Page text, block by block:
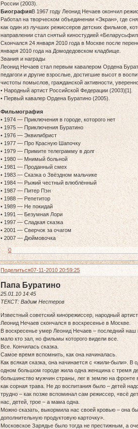
России (2003).
БиографияВ 1967 году Леонид Нечаев окончил
Работал на творческом объединении «Экран», где
как один из лучших режиссеров детских фильмов,
направлении стал снятый киностудией
Скончался 24 января 2010 года в Москве после
января 2010 года на Домодедовском кладбище.
Звания и награды
Леонид Нечаев стал первым кавалером Ордена
педагоги и другие взрослые, достигшие высот в
чистоты помыслов, гражданской активности,
• Народный артист Российской Федерации (2003)[1].
• Первый кавалер Ордена Буратино (2005).
Фильмография
• 1974 — Приключения в городе, которого нет
• 1975 — Приключения Буратино
• 1976 — Эквилибрист
• 1977 — Про Красную Шапочку
• 1979 — Примите телеграмму в долг
• 1980 — Мнимый больной
• 1981 — Проданный смех
• 1983 — Сказка о Звёздном мальчике
• 1984 — Рыжий честный влюблённый
• 1987 — Питер Пэн
• 1988 — Репетитор
• 1989 — Не покидай
• 1991 — Безумная Лори
• 1997 — Сладкая сказка
• 2001 — Сверчок за очагом
• 2007 — Дюймовочка
0
Поделиться07-11-2010 20:59:25
Папа Буратино
25.01.10 14:45
ТЕКСТ: Вадим Нестеров
Известный советский кинорежиссер, народный
Леонид Нечаев скончался в воскресенье в Москве.
В воскресенье умер Леонид Нечаев – последний наш
мало кто зал, но фильмы которого видели все.
Все. Кончилась сказка.
Самое время вспомнить, как она начиналась.
Как всякая сказка, она начинается с «жили-были».
одном большом городе жила одна женщина с тремя
большинство мужчин страны, лег в землю на фронте
как сорная трава. Не до воспитания было – детей
трудно – как позже вспоминал сам режиссер, «всё
нас, детей, трое – а мама одна.
Можно сказать, выкормила нас своей кровью – она
дополнительную продуктовую карточку».
Московское Зарядье было тогда не престижным, а